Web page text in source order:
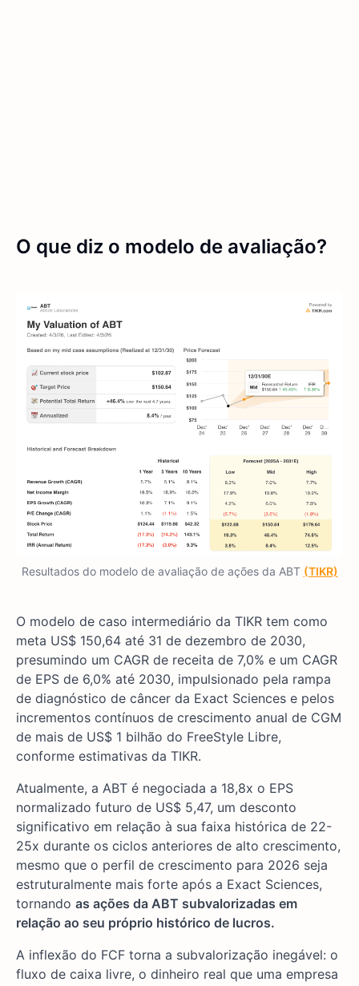
O que diz o modelo de avaliação?
Resultados do modelo de avaliação de ações da ABT (TIKR)
O modelo de caso intermediário da TIKR tem como
meta US$ 150,64 até 31 de dezembro de 2030,
presumindo um CAGR de receita de 7,0% e um CAGR
de EPS de 6,0% até 2030, impulsionado pela rampa
de diagnóstico de câncer da Exact Sciences e pelos
incrementos contínuos de crescimento anual de CGM
de mais de US$ 1 bilhão do FreeStyle Libre,
conforme estimativas da TIKR.
Atualmente, a ABT é negociada a 18,8x o EPS
normalizado futuro de US$ 5,47, um desconto
significativo em relação à sua faixa histórica de 22-
25x durante os ciclos anteriores de alto crescimento,
mesmo que o perfil de crescimento para 2026 seja
estruturalmente mais forte após a Exact Sciences,
tornando as ações da ABT subvalorizadas em
relação ao seu próprio histórico de lucros.
A inflexão do FCF torna a subvalorização inegável: o
fluxo de caixa livre, o dinheiro real que uma empresa